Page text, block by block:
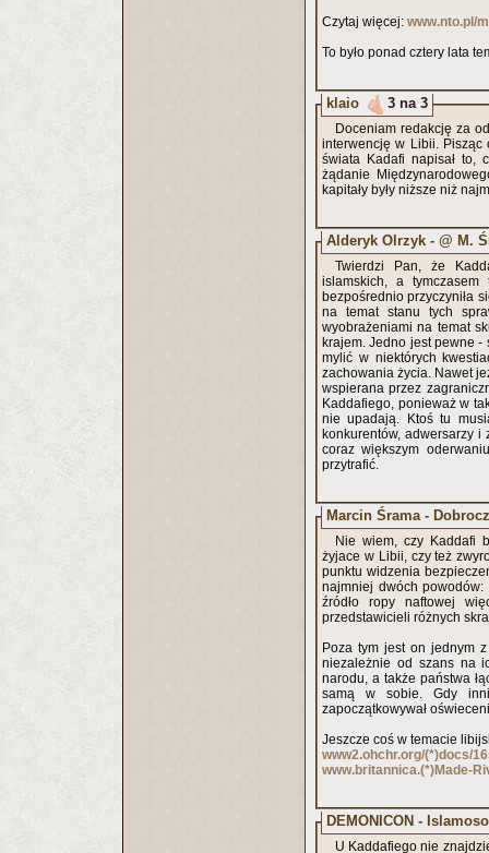
Czytaj więcej: www.nto.pl/
To było ponad cztery lata
klaio 3 na 3
Doceniam redakcję za
interwencję w Libii. Pisząc
świata Kadafi napisał to,
żądanie
kapitały były niższe niż
Alderyk Olrzyk - @ M.
Twierdzi Pan, że
islamskich, a
bezpośrednio przyczyniła
na temat stanu tych
wyobrażeniami na temat
krajem. Jedno jest pewne -
mylić w niektórych
zachowania życia. Nawet
wspierana przez
Kaddafiego, ponieważ w
nie upadają. Ktoś tu
konkurentów, adwersarzy i
coraz większym
przytrafić.
Marcin Śrama -
Nie wiem, czy Kaddafi
żyjace w Libii, czy też
punktu widzenia
najmniej dwóch
źródło ropy naftowej
przedstawicieli różnych
Poza tym jest on jednym
niezależnie od szans na
narodu, a także państwa
samą w sobie. Gdy
zapoczątkowywał
Jeszcze coś w temacie
www2.ohchr.org/(*)docs/
www.britannica.(*)Made-
DEMONICON -
U Kaddafiego nie